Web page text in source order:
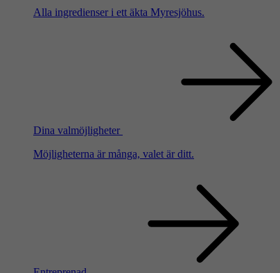
Alla ingredienser i ett äkta Myresjöhus.
Dina valmöjligheter
Möjligheterna är många, valet är ditt.